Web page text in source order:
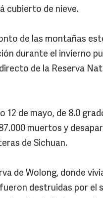
cubierto de nieve.
de las montañas
durante el invierno
de la Reserva
12 de mayo, de 8.0
muertos y
de Sichuan.
de Wolong, donde
destruidas por el